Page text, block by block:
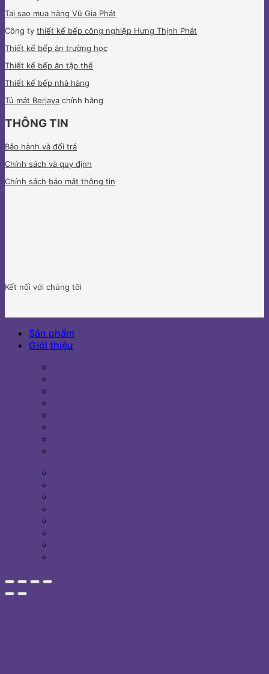
Tại sao mua hàng Vũ Gia Phát
Công ty thiết kế bếp công nghiệp Hưng Thịnh Phát
Thiết kế bếp ăn trường học
Thiết kế bếp ăn tập thể
Thiết kế bếp nhà hàng
Tủ mát Berjaya chính hãng
THÔNG TIN
Bảo hành và đổi trả
Chính sách và quy định
Chính sách bảo mật thông tin
Kết nối với chúng tôi
Sản phẩm
Giới thiệu